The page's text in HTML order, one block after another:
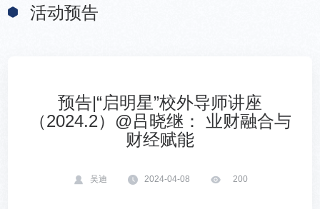
活动预告
预告|“启明星”校外导师讲座
（2024.2）@吕晓继： 业财融合与
财经赋能
吴迪 2024-04-08 200